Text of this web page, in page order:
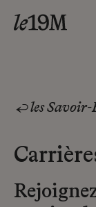
les Savoir-